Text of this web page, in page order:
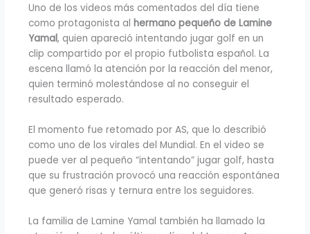
Uno de los videos más comentados del día tiene
como protagonista al hermano pequeño de Lamine
Yamal, quien apareció intentando jugar golf en un
clip compartido por el propio futbolista español. La
escena llamó la atención por la reacción del menor,
quien terminó molestándose al no conseguir el
resultado esperado.
El momento fue retomado por AS, que lo describió
como uno de los virales del Mundial. En el video se
puede ver al pequeño “intentando” jugar golf, hasta
que su frustración provocó una reacción espontánea
que generó risas y ternura entre los seguidores.
La familia de Lamine Yamal también ha llamado la